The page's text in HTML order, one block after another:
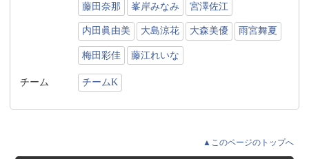
藤田奈那 峯岸みなみ 宮澤佐江
内田眞由美 大島涼花 大森美優 雨宮舞夏
梅田彩佳 藤江れいな
チーム チームK
▲このページのトップへ